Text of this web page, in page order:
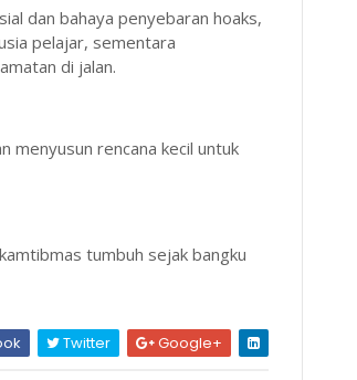
dan bahaya penyebaran hoaks,
pelajar, sementara
di jalan.
menyusun rencana kecil untuk
tumbuh sejak bangku
Twitter Google+